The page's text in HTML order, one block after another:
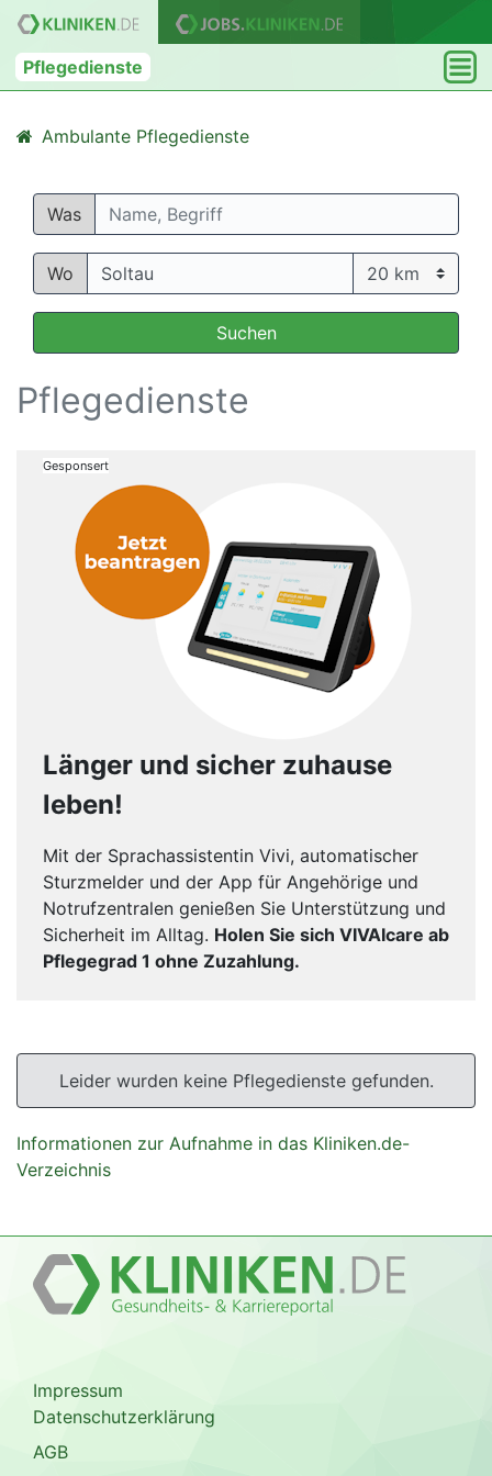
Pflegedienste
Ambulante Pflegedienste
Was
Wo
Suchen
Pflegedienste
Gesponsert
Länger und sicher zuhause
leben!
Mit der Sprachassistentin Vivi, automatischer
Sturzmelder und der App für Angehörige und
Notrufzentralen genießen Sie Unterstützung und
Sicherheit im Alltag. Holen Sie sich VIVAIcare ab
Pflegegrad 1 ohne Zuzahlung.
Leider wurden keine Pflegedienste gefunden.
Informationen zur Aufnahme in das Kliniken.de-
Verzeichnis
Impressum
Datenschutzerklärung
AGB